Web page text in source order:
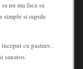
nu ma faca sa
simple si rapide
cu pastrav,
sanatos.